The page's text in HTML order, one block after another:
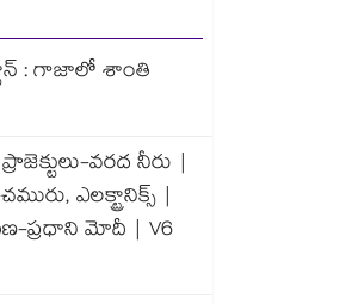
: గాజాలో శాంతి
వరద నీరు |
ఎలక్ట్రానిక్స్ |
ప్రధాని మోదీ | V6